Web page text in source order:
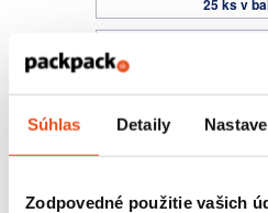
Súhlas Detaily
Zodpovedné použitie vašich
25 ks v